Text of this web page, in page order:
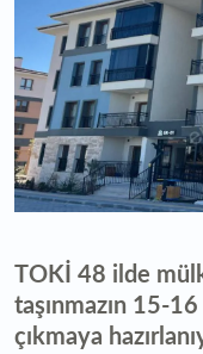
TOKİ 48 ilde
taşınmazın 15-
çıkmaya